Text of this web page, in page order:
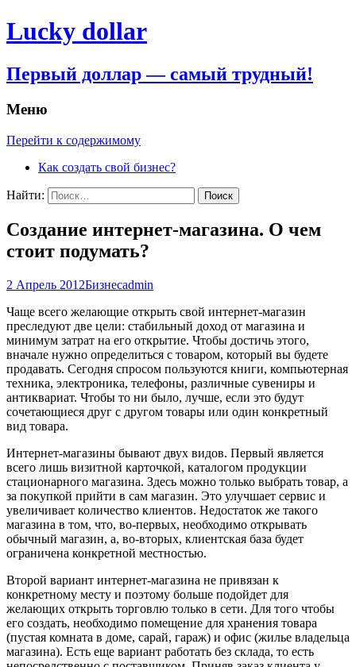
Lucky dollar
Первый доллар — самый трудный!
Меню
Перейти к содержимому
Как создать свой бизнес?
Найти:
Создание интернет-магазина. О чем
стоит подумать?
2 Апрель 2012Бизнесadmin
Чаще всего желающие открыть свой интернет-магазин
преследуют две цели: стабильный доход от магазина и
минимум затрат на его открытие. Чтобы достичь этого,
вначале нужно определиться с товаром, который вы будете
продавать. Сегодня спросом пользуются книги, компьютерная
техника, электроника, телефоны, различные сувениры и
антиквариат. Чтобы то ни было, лучше, если это будут
сочетающиеся друг с другом товары или один конкретный
вид товара.
Интернет-магазины бывают двух видов. Первый является
всего лишь визитной карточкой, каталогом продукции
стационарного магазина. Здесь можно только выбрать товар, а
за покупкой прийти в сам магазин. Это улучшает сервис и
увеличивает количество клиентов. Недостаток же такого
магазина в том, что, во-первых, необходимо открывать
обычный магазин, а, во-вторых, клиентская база будет
ограничена конкретной местностью.
Второй вариант интернет-магазина не привязан к
конкретному месту и поэтому больше подойдет для
желающих открыть торговлю только в сети. Для того чтобы
его создать, необходимо помещение для хранения товара
(пустая комната в доме, сарай, гараж) и офис (жилье владельца
магазина). Есть еще вариант работать без склада, то есть